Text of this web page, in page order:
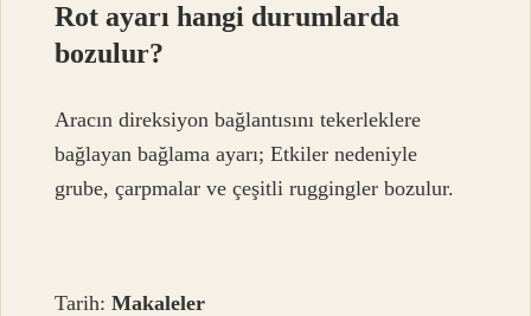
Rot ayarı hangi durumlarda
bozulur?
Aracın direksiyon bağlantısını tekerleklere
bağlayan bağlama ayarı; Etkiler nedeniyle
grube, çarpmalar ve çeşitli ruggingler bozulur.
Tarih:Makaleler